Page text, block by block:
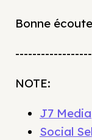
Bonne
NOTE:
J7 Media
Social